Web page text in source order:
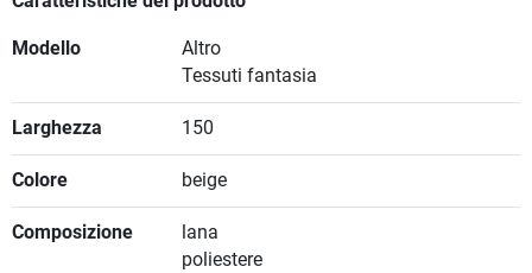
Modello
Altro
Tessuti fantasia
Larghezza 150
Colore beige
Composizione
lana
poliestere